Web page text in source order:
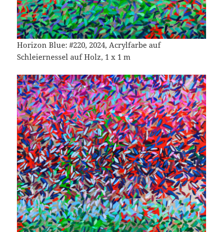
Horizon Blue: #220, 2024, Acrylfarbe auf
Schleiernessel auf Holz, 1 x 1 m